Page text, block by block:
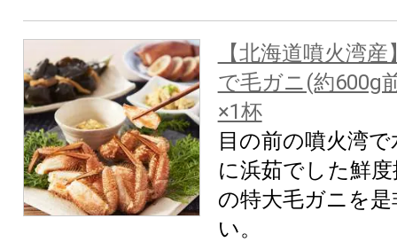
【北海道噴火湾
で毛ガニ(約600g
×1杯
目の前の噴火湾
に浜茹でした鮮
の特大毛ガニを
い。